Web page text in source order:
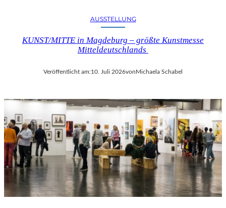
AUSSTELLUNG
KUNST/MITTE in Magdeburg – größte Kunstmesse
Mitteldeutschlands
Veröffentlicht am:10. Juli 2026vonMichaela Schabel